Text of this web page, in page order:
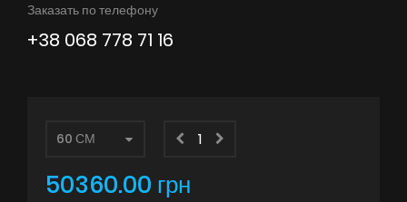
Заказать по телефону
+38 068 778 71 16
50360.00 грн